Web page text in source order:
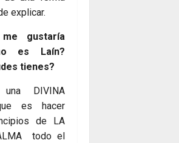
explicar.
gustaría
es Laín?
tienes?
una DIVINA
es hacer
de LA
todo el